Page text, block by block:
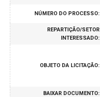
NÚMERO DO PROCESSO:
REPARTIÇÃO/SETOR
INTERESSADO:
OBJETO DA LICITAÇÃO:
BAIXAR DOCUMENTO: